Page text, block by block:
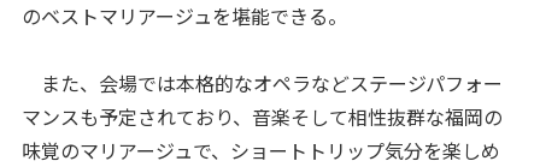
のベストマリアージュを堪能できる。
また、会場では本格的なオペラなどステージパフォー
マンスも予定されており、音楽そして相性抜群な福岡の
味覚のマリアージュで、ショートトリップ気分を楽しめ